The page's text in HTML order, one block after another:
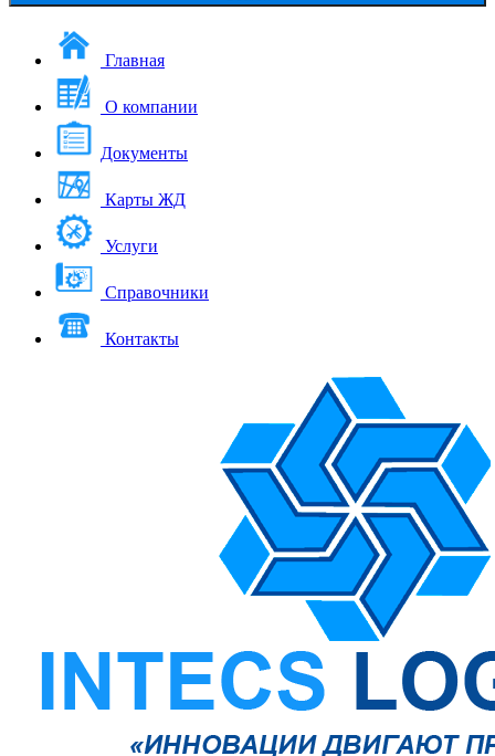
Главная
О компании
Документы
Карты ЖД
Услуги
Справочники
Контакты